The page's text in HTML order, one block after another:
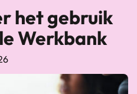
het gebruik
Werkbank